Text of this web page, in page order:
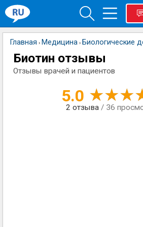
Главная › Медицина › Биологические
Биотин отзывы
Отзывы врачей и пациентов
5.0
2 отзыва / 36